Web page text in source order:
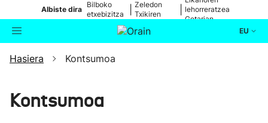
Albiste dira
Bilboko
etxebizitza
Zeledon
Txikiren
lehorreratzea
Getarian
EU
Bilatzailea
Hasiera Kontsumoa
Kontsumoa